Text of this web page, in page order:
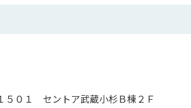
５０１ セントア武蔵小杉Ｂ棟２Ｆ